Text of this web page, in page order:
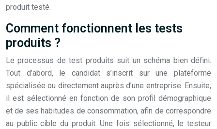
produit testé.
Comment fonctionnent les tests
produits ?
Le processus de test produits suit un schéma bien défini.
Tout d’abord, le candidat s’inscrit sur une plateforme
spécialisée ou directement auprès d’une entreprise. Ensuite,
il est sélectionné en fonction de son profil démographique
et de ses habitudes de consommation, afin de correspondre
au public cible du produit. Une fois sélectionné, le testeur